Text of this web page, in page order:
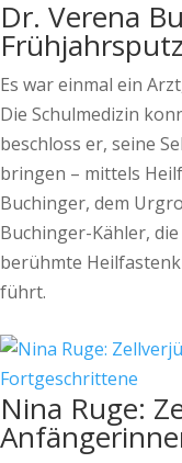
Dr. Verena
Es war einmal ein
Die Schulmedizin
beschloss er, seine
bringen – mittels
Buchinger, dem
Buchinger-Kähler,
berühmte
führt.
Nina Ruge: